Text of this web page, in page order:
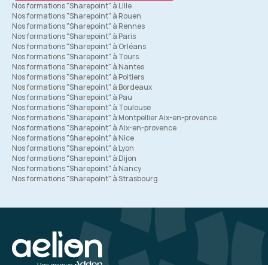
Nos formations "Sharepoint" à Lille
Nos formations "Sharepoint" à Rouen
Nos formations "Sharepoint" à Rennes
Nos formations "Sharepoint" à Paris
Nos formations "Sharepoint" à Orléans
Nos formations "Sharepoint" à Tours
Nos formations "Sharepoint" à Nantes
Nos formations "Sharepoint" à Poitiers
Nos formations "Sharepoint" à Bordeaux
Nos formations "Sharepoint" à Pau
Nos formations "Sharepoint" à Toulouse
Nos formations "Sharepoint" à Montpellier Aix-en-provence
Nos formations "Sharepoint" à Aix-en-provence
Nos formations "Sharepoint" à Nice
Nos formations "Sharepoint" à Lyon
Nos formations "Sharepoint" à Dijon
Nos formations "Sharepoint" à Nancy
Nos formations "Sharepoint" à Strasbourg